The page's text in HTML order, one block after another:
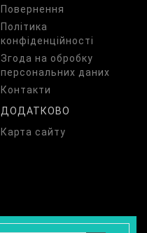
Повернення
Політика
конфіденційності
Згода на обробку
персональних даних
Контакти
ДОДАТКОВО
Карта сайту